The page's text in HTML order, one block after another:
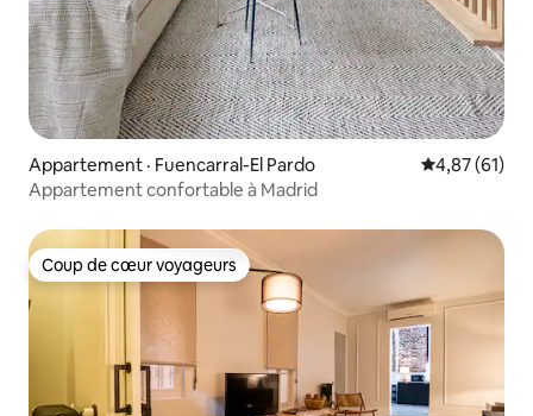
Appartement · Fuencarral-El Pardo Note
4,87 (61)
Appartement confortable à Madrid
Coup de cœur voyageurs
Coup de cœur voyageurs